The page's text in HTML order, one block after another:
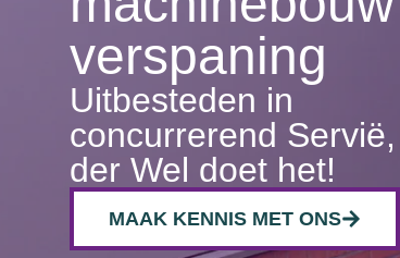
verspaning
Uitbesteden in
concurrerend
der Wel doet het!
MAAK KENNIS MET ONS